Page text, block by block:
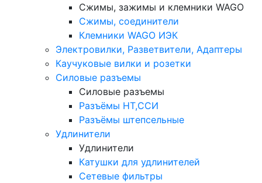
Сжимы, зажимы и клемники WAGO
Сжимы, соединители
Клемники WAGO ИЭК
Электровилки, Разветвители, Адаптеры
Каучуковые вилки и розетки
Силовые разъемы
Силовые разъемы
Разъёмы НТ,ССИ
Разъёмы штепсельные
Удлинители
Удлинители
Катушки для удлинителей
Сетевые фильтры